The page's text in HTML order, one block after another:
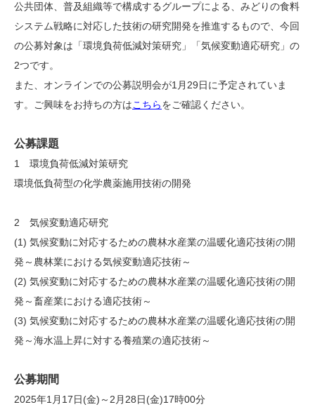
公共団体、普及組織等で構成するグループによる、みどりの食料
システム戦略に対応した技術の研究開発を推進するもので、今回
の公募対象は「環境負荷低減対策研究」「気候変動適応研究」の
2つです。
また、オンラインでの公募説明会が1月29日に予定されていま
す。ご興味をお持ちの方はこちらをご確認ください。
公募課題
1 環境負荷低減対策研究
環境低負荷型の化学農薬施用技術の開発
2 気候変動適応研究
(1) 気候変動に対応するための農林水産業の温暖化適応技術の開
発～農林業における気候変動適応技術～
(2) 気候変動に対応するための農林水産業の温暖化適応技術の開
発～畜産業における適応技術～
(3) 気候変動に対応するための農林水産業の温暖化適応技術の開
発～海水温上昇に対する養殖業の適応技術～
公募期間
2025年1月17日(金)～2月28日(金)17時00分